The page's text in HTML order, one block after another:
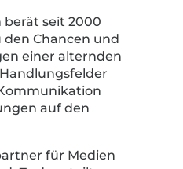
berät seit 2000
Chancen und
einer alternden
auf den
für Medien